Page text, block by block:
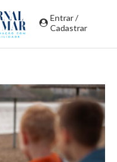
Entrar /
Cadastrar